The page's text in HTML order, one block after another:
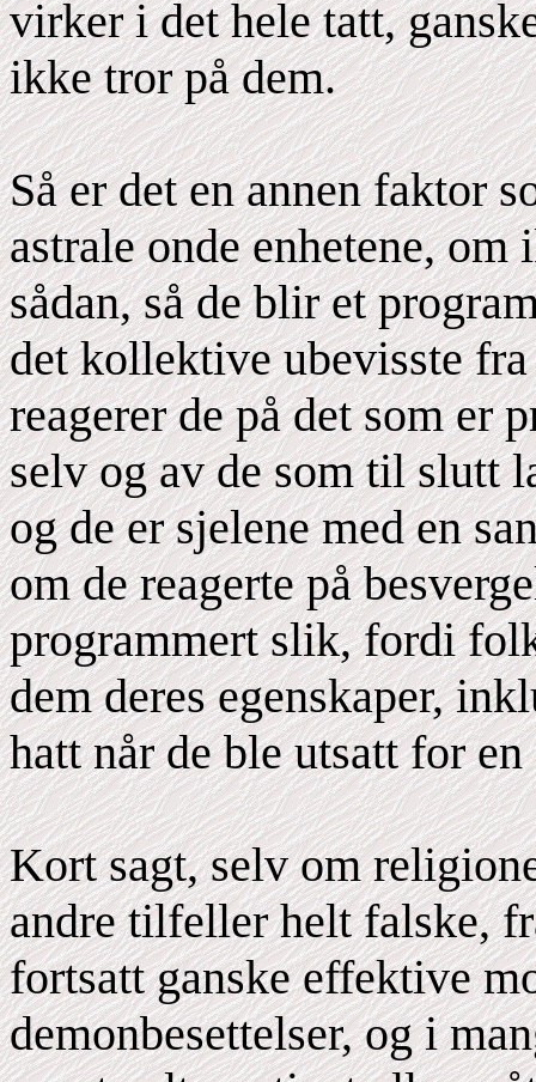
virker i det hele tatt,
ikke tror på dem.
Så er det en annen faktor
astrale onde enhetene,
sådan, så de blir et
det kollektive ubevisste
reagerer de på det som er
selv og av de som til slutt
og de er sjelene med en
om de reagerte på
programmert slik, fordi
dem deres egenskaper,
hatt når de ble utsatt for
Kort sagt, selv om
andre tilfeller helt falske,
fortsatt ganske effektive
demonbesettelser, og i